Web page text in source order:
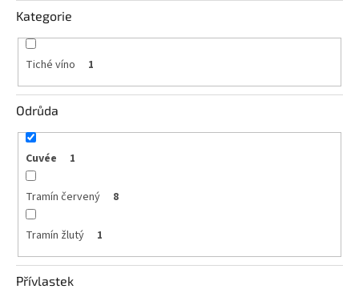
BiB
-
objem
Ostatní
vína
Značky
Přihlášení
Kategorie
Tiché víno 1
Odrůda
Cuvée 1
Tramín červený 8
Tramín žlutý 1
Přívlastek